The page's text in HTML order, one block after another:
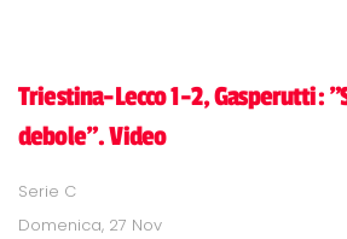
Triestina-Lecco 1-2, Gasperutti:
debole". Video
Serie C
Domenica, 27 Nov